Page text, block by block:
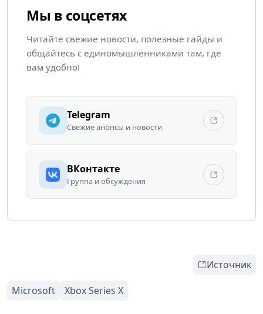
Мы в соцсетях
Читайте свежие новости, полезные гайды и
общайтесь с единомышленниками там, где
вам удобно!
Telegram
Свежие анонсы и новости
ВКонтакте
Группа и обсуждения
Источник